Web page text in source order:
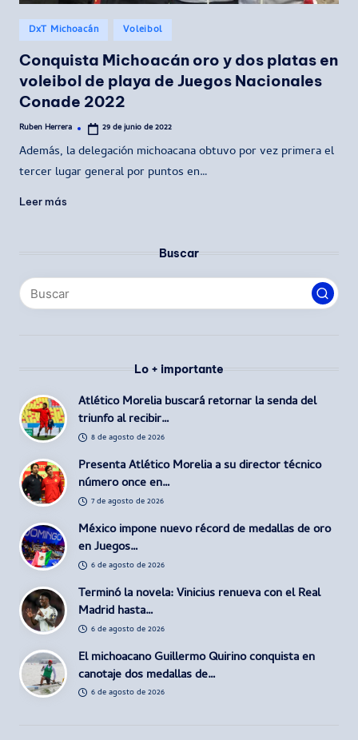
Publicado
en
DxT Michoacán Voleibol
Conquista Michoacán oro y dos platas en
voleibol de playa de Juegos Nacionales
Conade 2022
Publicado
Ruben Herrera 29 de junio de 2022
Además, la delegación michoacana obtuvo por vez primera el
tercer lugar general por puntos en…
Leer más
Buscar
Lo + importante
Atlético Morelia buscará retornar la senda del
triunfo al recibir…
8 de agosto de 2026
Presenta Atlético Morelia a su director técnico
número once en…
7 de agosto de 2026
México impone nuevo récord de medallas de oro
en Juegos…
6 de agosto de 2026
Terminó la novela: Vinicius renueva con el Real
Madrid hasta…
6 de agosto de 2026
El michoacano Guillermo Quirino conquista en
canotaje dos medallas de…
6 de agosto de 2026